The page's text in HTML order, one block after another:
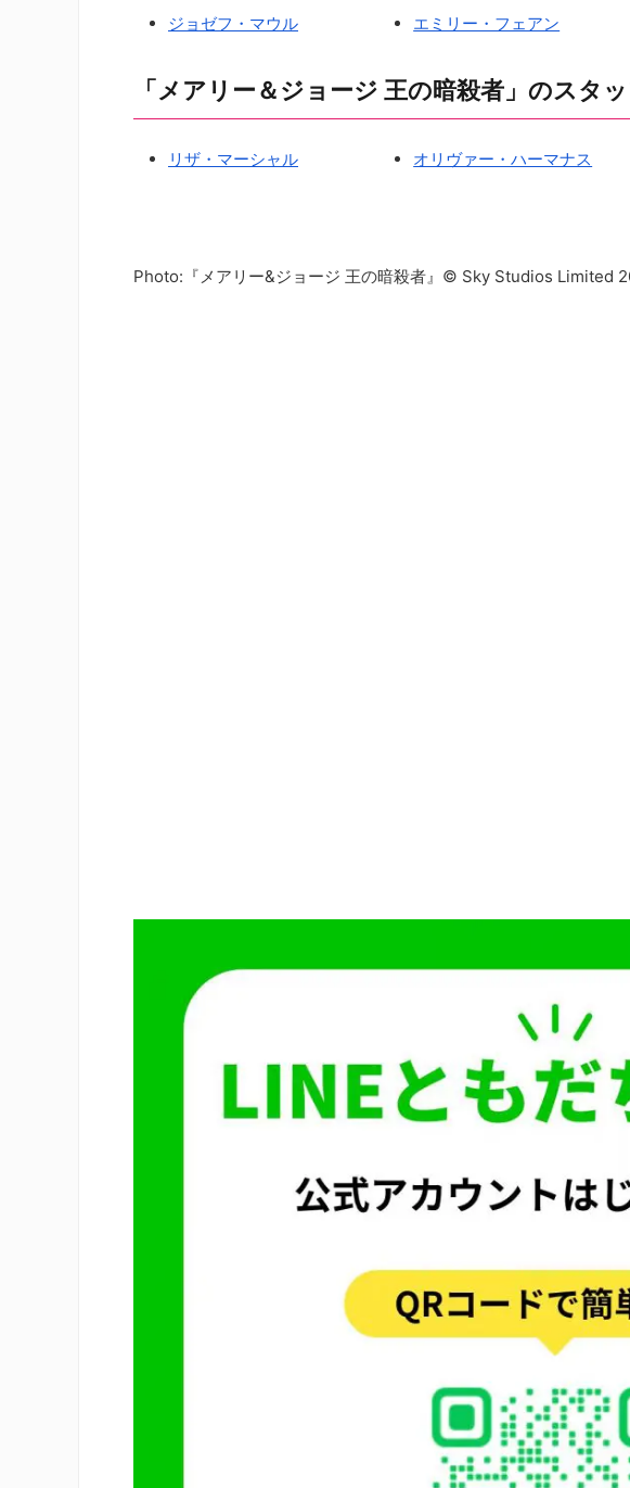
ジョゼフ・マウル
エミリー・フェアン
「メアリー＆ジョージ 王の暗殺者」のスタ
リザ・マーシャル オリヴァー・ハーマナス
Photo:『メアリー&ジョージ 王の暗殺者』© Sky Studios Limited